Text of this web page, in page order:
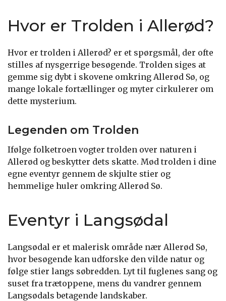
Hvor er Trolden i Allerød?
Hvor er trolden i Allerød? er et spørgsmål, der ofte
stilles af nysgerrige besøgende. Trolden siges at
gemme sig dybt i skovene omkring Allerød Sø, og
mange lokale fortællinger og myter cirkulerer om
dette mysterium.
Legenden om Trolden
Ifølge folketroen vogter trolden over naturen i
Allerød og beskytter dets skatte. Mød trolden i dine
egne eventyr gennem de skjulte stier og
hemmelige huler omkring Allerød Sø.
Eventyr i Langsødal
Langsødal er et malerisk område nær Allerød Sø,
hvor besøgende kan udforske den vilde natur og
følge stier langs søbredden. Lyt til fuglenes sang og
suset fra trætoppene, mens du vandrer gennem
Langsødals betagende landskaber.